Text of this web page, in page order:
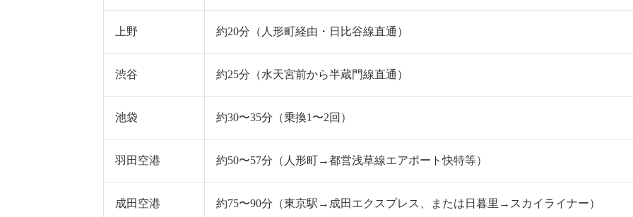
上野 約20分（人形町経由・日比谷線直通）
渋谷 約25分（水天宮前から半蔵門線直通）
池袋 約30〜35分（乗換1〜2回）
羽田空港 約50〜57分（人形町→都営浅草線エアポート快特等）
成田空港 約75〜90分（東京駅→成田エクスプレス、または日暮里→スカイライナー）